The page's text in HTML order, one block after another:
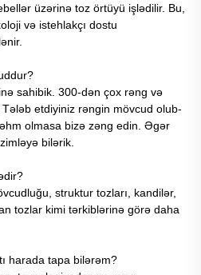
üzərinə toz örtüyü işlədilir. Bu,
və istehlakçı dostu
sahibik. 300-dən çox rəng və
etdiyiniz rəngin mövcud olub-
olmasa bizə zəng edin. Əgər
bilərik.
struktur tozları, kandilər,
tozlar kimi tərkiblərinə görə daha
harada tapa bilərəm?